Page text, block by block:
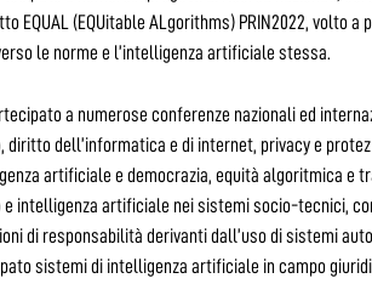
EQUAL (EQUitable ALgorithms) PRIN2022, volto
le norme e l’intelligenza artificiale stessa.
a numerose conferenze nazionali ed
diritto dell’informatica e di internet, privacy e
artificiale e democrazia, equità algoritmica e
intelligenza artificiale nei sistemi socio-tecnici,
di responsabilità derivanti dall’uso di sistemi
sistemi di intelligenza artificiale in campo